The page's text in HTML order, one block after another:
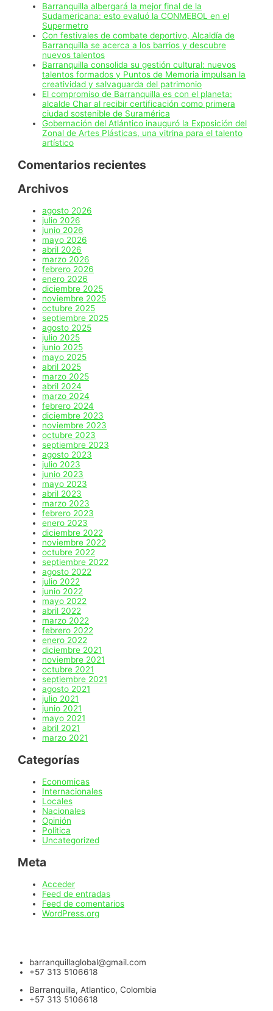
Puerta
Dorada
Barranquilla albergará la mejor final de la
Sudamericana: esto evaluó la CONMEBOL en el
Supermetro
Con festivales de combate deportivo, Alcaldía de
Barranquilla se acerca a los barrios y descubre
nuevos talentos
Barranquilla consolida su gestión cultural: nuevos
talentos formados y Puntos de Memoria impulsan la
creatividad y salvaguarda del patrimonio
El compromiso de Barranquilla es con el planeta:
alcalde Char al recibir certificación como primera
ciudad sostenible de Suramérica
Gobernación del Atlántico inauguró la Exposición del
Zonal de Artes Plásticas, una vitrina para el talento
artístico
Comentarios recientes
Archivos
agosto 2026
julio 2026
junio 2026
mayo 2026
abril 2026
marzo 2026
febrero 2026
enero 2026
diciembre 2025
noviembre 2025
octubre 2025
septiembre 2025
agosto 2025
julio 2025
junio 2025
mayo 2025
abril 2025
marzo 2025
abril 2024
marzo 2024
febrero 2024
diciembre 2023
noviembre 2023
octubre 2023
septiembre 2023
agosto 2023
julio 2023
junio 2023
mayo 2023
abril 2023
marzo 2023
febrero 2023
enero 2023
diciembre 2022
noviembre 2022
octubre 2022
septiembre 2022
agosto 2022
julio 2022
junio 2022
mayo 2022
abril 2022
marzo 2022
febrero 2022
enero 2022
diciembre 2021
noviembre 2021
octubre 2021
septiembre 2021
agosto 2021
julio 2021
junio 2021
mayo 2021
abril 2021
marzo 2021
Categorías
Economicas
Internacionales
Locales
Nacionales
Opinión
Política
Uncategorized
Meta
Acceder
Feed de entradas
Feed de comentarios
WordPress.org
barranquillaglobal@gmail.com
+57 313 5106618
Barranquilla, Atlantico, Colombia
+57 313 5106618